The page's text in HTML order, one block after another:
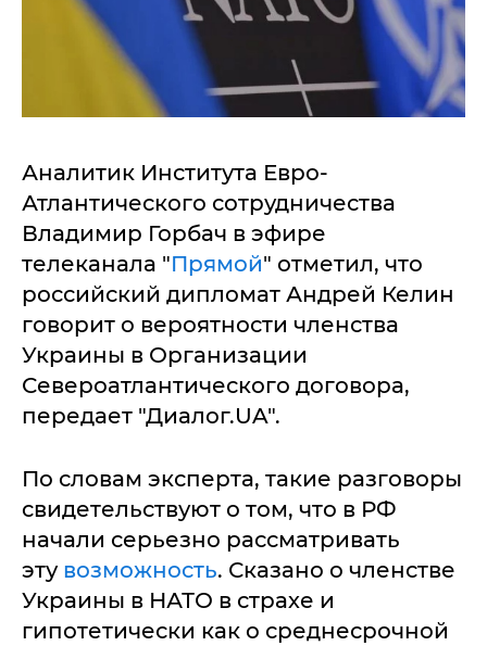
Аналитик Института Евро-
Атлантического сотрудничества
Владимир Горбач в эфире
телеканала "Прямой" отметил, что
российский дипломат Андрей Келин
говорит о вероятности членства
Украины в Организации
Североатлантического договора,
передает "Диалог.UA".
По словам эксперта, такие разговоры
свидетельствуют о том, что в РФ
начали серьезно рассматривать
эту возможность. Сказано о членстве
Украины в НАТО в страхе и
гипотетически как о среднесрочной